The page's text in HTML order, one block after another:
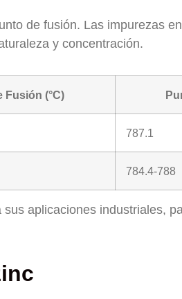
de fusión. Las impurezas
y concentración.
Fusión (°C)
787.1
784.4-788
aplicaciones industriales,